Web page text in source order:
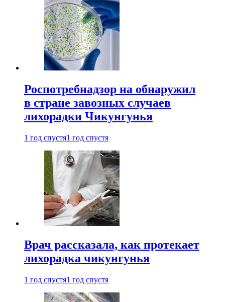
Роспотребнадзор на обнаружил
в стране завозных случаев
лихорадки Чикунгунья
1 год спустя1 год спустя
Врач рассказала, как протекает
лихорадка чикунгунья
1 год спустя1 год спустя